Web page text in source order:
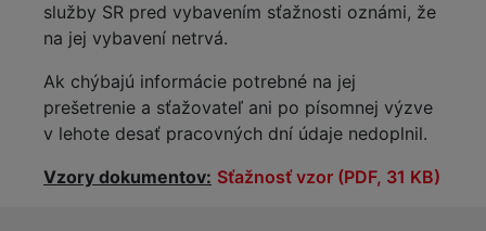
služby SR pred vybavením sťažnosti oznámi, že
na jej vybavení netrvá.
Ak chýbajú informácie potrebné na jej
prešetrenie a sťažovateľ ani po písomnej výzve
v lehote desať pracovných dní údaje nedoplnil.
Vzory dokumentov: Sťažnosť vzor (PDF, 31 KB)